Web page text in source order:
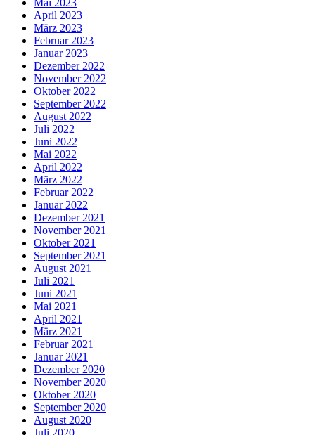
Mai 2023
April 2023
März 2023
Februar 2023
Januar 2023
Dezember 2022
November 2022
Oktober 2022
September 2022
August 2022
Juli 2022
Juni 2022
Mai 2022
April 2022
März 2022
Februar 2022
Januar 2022
Dezember 2021
November 2021
Oktober 2021
September 2021
August 2021
Juli 2021
Juni 2021
Mai 2021
April 2021
März 2021
Februar 2021
Januar 2021
Dezember 2020
November 2020
Oktober 2020
September 2020
August 2020